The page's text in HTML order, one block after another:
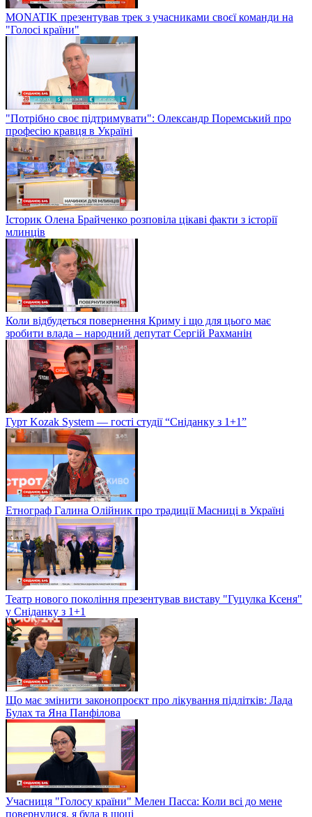
MONATIK презентував трек з учасниками своєї команди на
"Голосі країни"
"Потрібно своє підтримувати": Олександр Поремський про
професію кравця в Україні
Історик Олена Брайченко розповіла цікаві факти з історії
млинців
Коли відбудеться повернення Криму і що для цього має
зробити влада – народний депутат Сергій Рахманін
Гурт Kozak System — гості студії “Сніданку з 1+1”
Етнограф Галина Олійник про традиції Масниці в Україні
Театр нового покоління презентував виставу "Гуцулка Ксеня"
у Сніданку з 1+1
Що має змінити законопроєкт про лікування підлітків: Лада
Булах та Яна Панфілова
Учасниця "Голосу країни" Мелен Пасса: Коли всі до мене
повернулися, я була в шоці